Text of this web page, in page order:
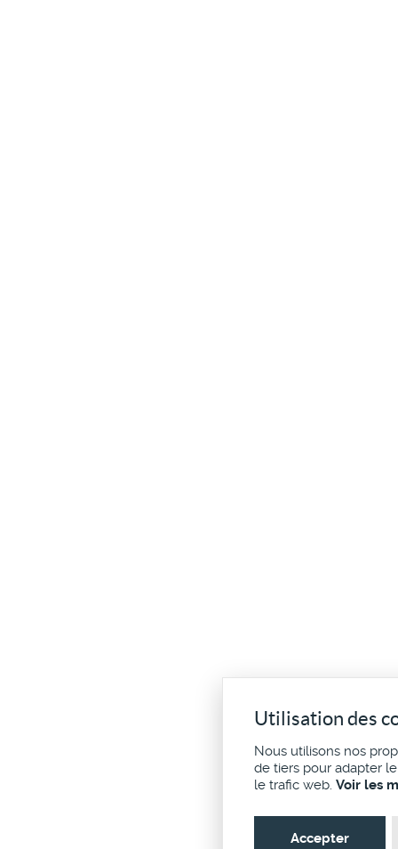
Utilisation des
Nous utilisons nos
de tiers pour adapter
le trafic web. Voir les
Accepter